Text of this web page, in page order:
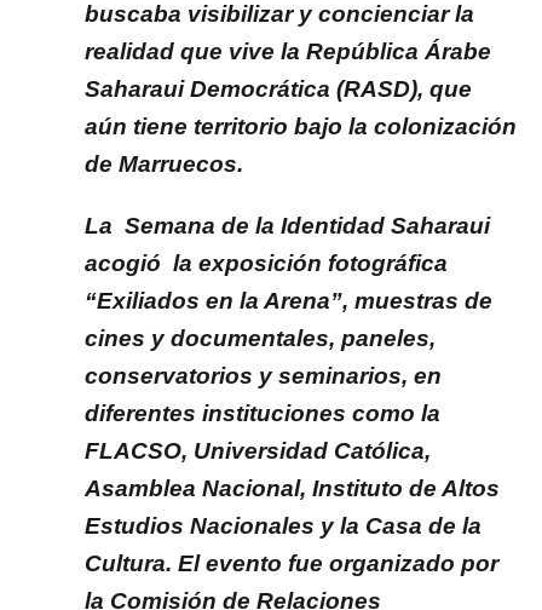
buscaba visibilizar y concienciar la
realidad que vive la República Árabe
Saharaui Democrática (RASD), que
aún tiene territorio bajo la colonización
de Marruecos.
La Semana de la Identidad Saharaui
acogió la exposición fotográfica
“Exiliados en la Arena”, muestras de
cines y documentales, paneles,
conservatorios y seminarios, en
diferentes instituciones como la
FLACSO, Universidad Católica,
Asamblea Nacional, Instituto de Altos
Estudios Nacionales y la Casa de la
Cultura. El evento fue organizado por
la Comisión de Relaciones